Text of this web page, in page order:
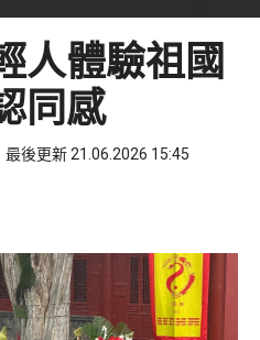
人體驗祖國
同感
最後更新 21.06.2026 15:45